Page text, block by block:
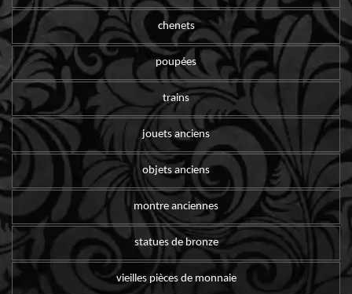
chenets
poupées
trains
jouets anciens
objets anciens
montre anciennes
statues de bronze
vieilles pièces de monnaie